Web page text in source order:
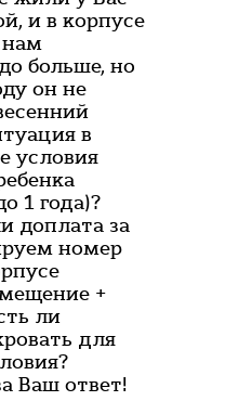
и в корпусе
больше, но
он не
в
условия
1 года)?
доплата за
номер
+
ли
для
Ваш ответ!